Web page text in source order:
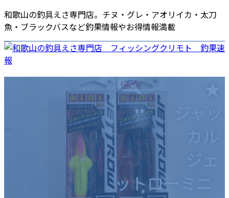
コ
ン
テ
ン
ツ
へ
ナ
ビ
ゲ
ー
シ
ョ
和歌山の釣具えさ専門店。チヌ・グレ・アオリイカ・太刀
魚・ブラックバスなど釣果情報やお得情報満載
ホーム店舗情報
海南店
釣果速報商品・店舗ニュース
各種サービス
エサ
ポイントカード
商品券
釣りスポット
釣りの仕掛け集
採用情報
ご意見・ご要望
★
ジェ
ットローミニ